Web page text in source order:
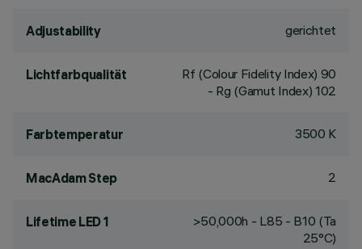
Adjustability gerichtet
Lichtfarbqualität
Rf (Colour Fidelity Index) 90
- Rg (Gamut Index) 102
Farbtemperatur 3500 K
MacAdam Step 2
Lifetime LED 1
>50,000h - L85 - B10 (Ta
25°C)